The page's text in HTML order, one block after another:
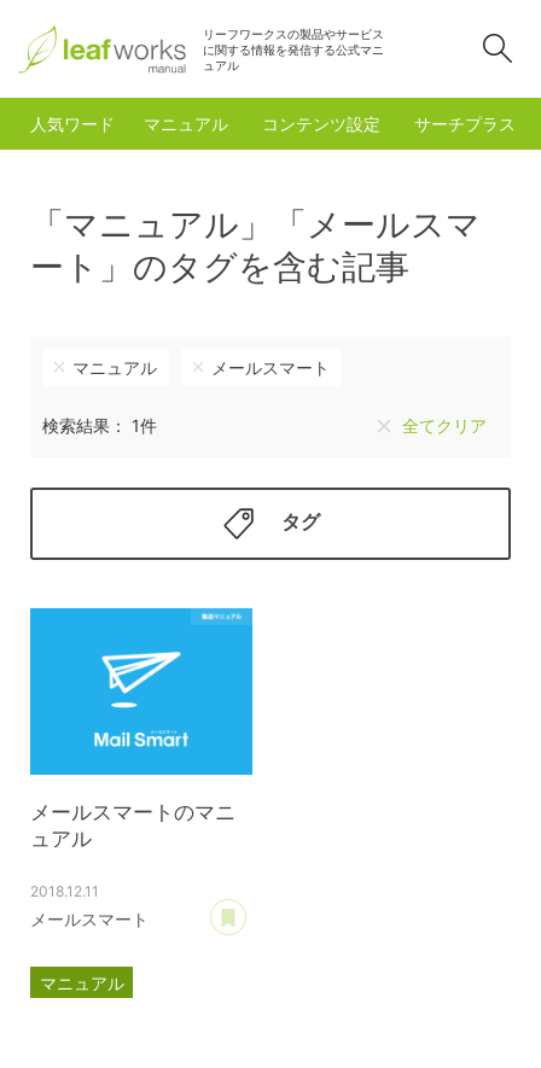
リーフワークスの製品やサービス
に関する情報を発信する公式マニ
ュアル
人気ワード マニュアル コンテンツ設定 サーチプラスfor
「マニュアル」「メールスマ
ート」のタグを含む記事
マニュアル メールスマート
検索結果： 1件 全てクリア
タグ
メールスマートのマニ
ュアル
2018.12.11
メールスマート
マニュアル